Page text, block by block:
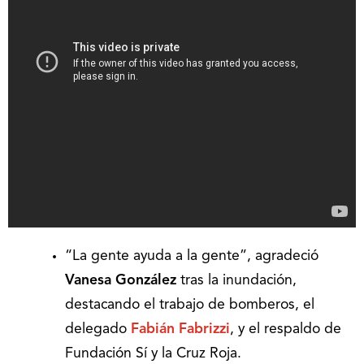
“La gente ayuda a la gente”, agradeció
Vanesa González tras la inundación,
destacando el trabajo de bomberos, el
delegado Fabián Fabrizzi, y el respaldo de
Fundación Sí y la Cruz Roja.